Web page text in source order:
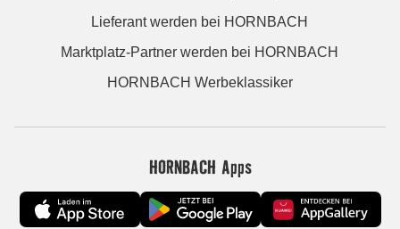
Lieferant werden bei HORNBACH
Marktplatz-Partner werden bei HORNBACH
HORNBACH Werbeklassiker
HORNBACH Apps